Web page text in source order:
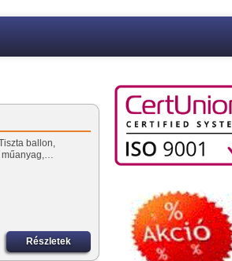
ballon,
műanyag,…
Részletek